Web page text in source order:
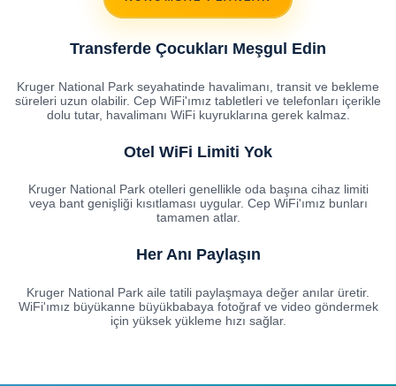
Transferde Çocukları Meşgul Edin
Kruger National Park seyahatinde havalimanı, transit ve bekleme
süreleri uzun olabilir. Cep WiFi'ımız tabletleri ve telefonları içerikle
dolu tutar, havalimanı WiFi kuyruklarına gerek kalmaz.
Otel WiFi Limiti Yok
Kruger National Park otelleri genellikle oda başına cihaz limiti
veya bant genişliği kısıtlaması uygular. Cep WiFi'ımız bunları
tamamen atlar.
Her Anı Paylaşın
Kruger National Park aile tatili paylaşmaya değer anılar üretir.
WiFi'ımız büyükanne büyükbabaya fotoğraf ve video göndermek
için yüksek yükleme hızı sağlar.